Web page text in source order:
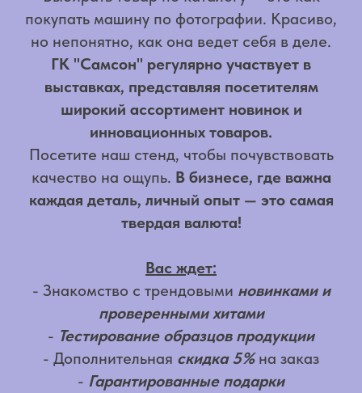
покупать машину по фотографии. Красиво,
но непонятно, как она ведет себя в деле.
ГК "Самсон" регулярно участвует в
выставках, представляя посетителям
широкий ассортимент новинок и
инновационных товаров.
Посетите наш стенд, чтобы почувствовать
качество на ощупь. В бизнесе, где важна
каждая деталь, личный опыт — это самая
твердая валюта!
Вас ждет:
- Знакомство с трендовыми новинками и
проверенными хитами
- Тестирование образцов продукции
- Дополнительная скидка 5%на заказ
- Гарантированные подарки